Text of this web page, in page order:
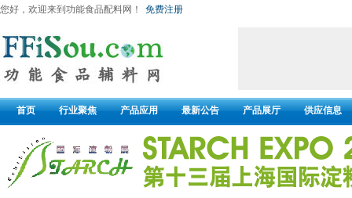
您好，欢迎来到功能食品配料网！ 免费注册
首页 行业聚焦 产品应用 最新公告 产品展厅 供应信息